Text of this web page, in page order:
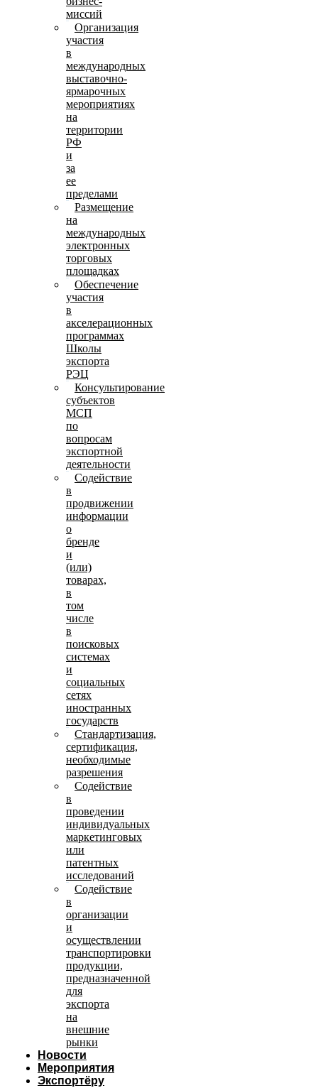
миссий
Организация
участия
в
международных
выставочно-
ярмарочных
мероприятиях
на
территории
РФ
и
за
ее
пределами
Размещение
на
международных
электронных
торговых
площадках
Обеспечение
участия
в
акселерационных
программах
Школы
экспорта
РЭЦ
Консультирование
субъектов
МСП
по
вопросам
экспортной
деятельности
Содействие
в
продвижении
информации
о
бренде
и
(или)
товарах,
в
том
числе
в
поисковых
системах
и
социальных
сетях
иностранных
государств
Стандартизация,
сертификация,
необходимые
разрешения
Содействие
в
проведении
индивидуальных
маркетинговых
или
патентных
исследований
Содействие
в
организации
и
осуществлении
транспортировки
продукции,
предназначенной
для
экспорта
на
внешние
рынки
Новости
Мероприятия
Экспортёру